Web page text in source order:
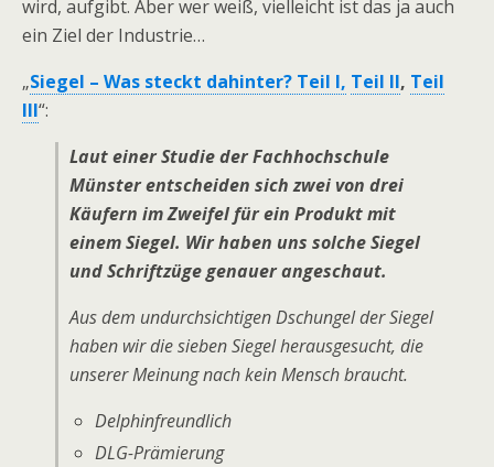
wird, aufgibt. Aber wer weiß, vielleicht ist das ja auch
ein Ziel der Industrie…
„Siegel – Was steckt dahinter? Teil I, Teil II, Teil
III“:
Laut einer Studie der Fachhochschule
Münster entscheiden sich zwei von drei
Käufern im Zweifel für ein Produkt mit
einem Siegel. Wir haben uns solche Siegel
und Schriftzüge genauer angeschaut.
Aus dem undurchsichtigen Dschungel der Siegel
haben wir die sieben Siegel herausgesucht, die
unserer Meinung nach kein Mensch braucht.
Delphinfreundlich
DLG-Prämierung